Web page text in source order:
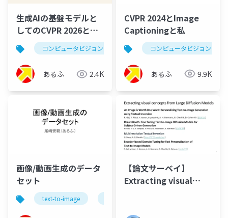
生成AIの基盤モデルと
してのCVPR 2026と
Just image
Transformers
コンピュータビジョン 生成ai text-to-image
あるふ 2.4K
CVPR 2024とImage
Captioningと私
コンピュータビジョン
あるふ 9.9K
画像/動画生成のデータ
セット
text-to-image
【論文サーベイ】
Extracting visual